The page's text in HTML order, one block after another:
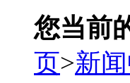
您当前
页>新